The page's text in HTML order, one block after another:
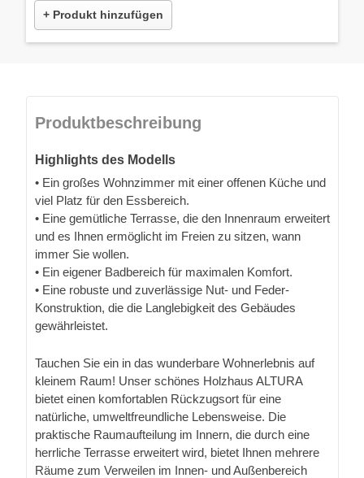
+ Produkt hinzufügen
Produktbeschreibung
Highlights des Modells
• Ein großes Wohnzimmer mit einer offenen Küche und
viel Platz für den Essbereich.
• Eine gemütliche Terrasse, die den Innenraum erweitert
und es Ihnen ermöglicht im Freien zu sitzen, wann
immer Sie wollen.
• Ein eigener Badbereich für maximalen Komfort.
• Eine robuste und zuverlässige Nut- und Feder-
Konstruktion, die die Langlebigkeit des Gebäudes
gewährleistet.
Tauchen Sie ein in das wunderbare Wohnerlebnis auf
kleinem Raum! Unser schönes Holzhaus ALTURA
bietet einen komfortablen Rückzugsort für eine
natürliche, umweltfreundliche Lebensweise. Die
praktische Raumaufteilung im Innern, die durch eine
herrliche Terrasse erweitert wird, bietet Ihnen mehrere
Räume zum Verweilen im Innen- und Außenbereich